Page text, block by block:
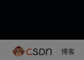
博客